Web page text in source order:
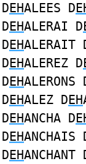
DEHALEES D
DEHALERAI D
DEHALERAIT
DEHALEREZ D
DEHALERONS
DEHALEZ DEH
DEHANCHA D
DEHANCHAIS
DEHANCHANT